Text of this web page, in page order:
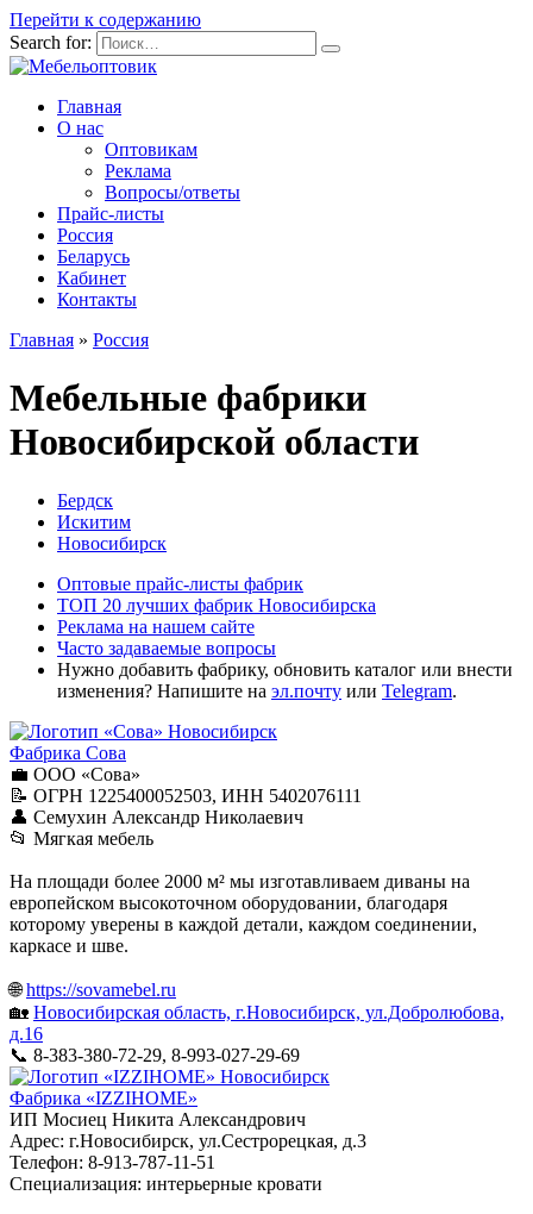
Перейти к содержанию
Search for:
Главная
О нас
Оптовикам
Реклама
Вопросы/ответы
Прайс-листы
Россия
Беларусь
Кабинет
Контакты
Главная » Россия
Мебельные фабрики
Новосибирской области
Бердск
Искитим
Новосибирск
Оптовые прайс-листы фабрик
ТОП 20 лучших фабрик Новосибирска
Реклама на нашем сайте
Часто задаваемые вопросы
Нужно добавить фабрику, обновить каталог или внести
изменения? Напишите на эл.почту или Telegram.
Новосибирск
Фабрика Сова
💼 ООО «Сова»
📝 ОГРН 1225400052503, ИНН 5402076111
👤 Семухин Александр Николаевич
📂 Мягкая мебель
На площади более 2000 м² мы изготавливаем диваны на
европейском высокоточном оборудовании, благодаря
которому уверены в каждой детали, каждом соединении,
каркасе и шве.
🌐https://sovamebel.ru
🏡 Новосибирская область, г.Новосибирск, ул.Добролюбова,
д.16
📞 8-383-380-72-29, 8-993-027-29-69
Новосибирск
Фабрика «IZZIHOME»
ИП Мосиец Никита Александрович
Адрес: г.Новосибирск, ул.Сестрорецкая, д.3
Телефон: 8-913-787-11-51
Специализация: интерьерные кровати